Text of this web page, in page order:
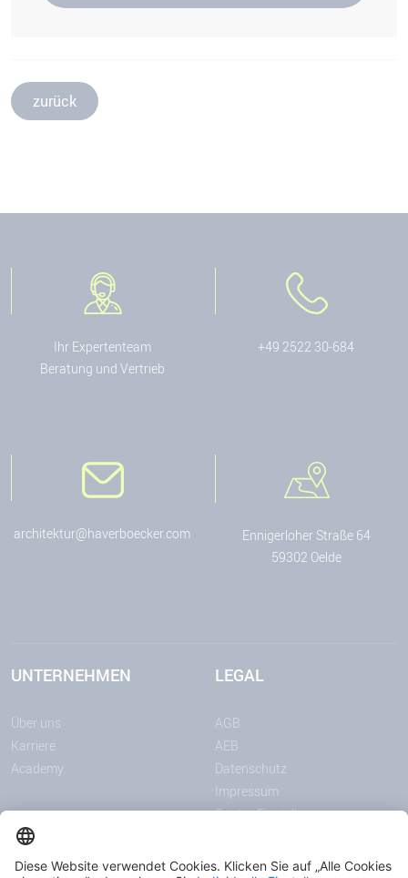
zurück
Ihr Expertenteam
Beratung und Vertrieb
+49 2522 30-684
architektur@haverboecker.com
Ennigerloher Straße 64
59302 Oelde
UNTERNEHMEN
Über uns
Karriere
Academy
LEGAL
AGB
AEB
Datenschutz
Impressum
Cookie-Einstellungen